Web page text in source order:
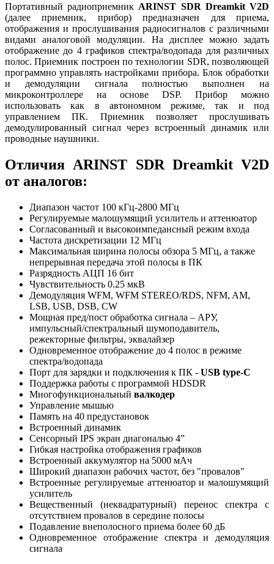
Портативный радиоприемник ARINST SDR Dreamkit V2D
(далее приемник, прибор) предназначен для приема,
отображения и прослушивания радиосигналов с различными
видами аналоговой модуляции. На дисплее можно задать
отображение до 4 графиков спектра/водопада для различных
полос. Приемник построен по технологии SDR, позволяющей
программно управлять настройками прибора. Блок обработки
и демодуляции сигнала полностью выполнен на
микроконтроллере на основе DSP. Прибор можно
использовать как в автономном режиме, так и под
управлением ПК. Приемник позволяет прослушивать
демодулированный сигнал через встроенный динамик или
проводные наушники.
Отличия ARINST SDR Dreamkit V2D
от аналогов:
Диапазон частот 100 кГц-2800 МГц
Регулируемые малошумящий усилитель и аттенюатор
Согласованный и высокоимпедансный режим входа
Частота дискретизации 12 МГц
Максимальная ширина полосы обзора 5 МГц, а также
непрерывная передача этой полосы в ПК
Разрядность АЦП 16 бит
Чувствительность 0.25 мкВ
Демодуляция WFM, WFM STEREO/RDS, NFM, AM,
LSB, USB, DSB, CW
Мощная пред/пост обработка сигнала – АРУ,
импульсный/спектральный шумоподавитель,
режекторные фильтры, эквалайзер
Одновременное отображение до 4 полос в режиме
спектра/водопада
Порт для зарядки и подключения к ПК - USB type-C
Поддержка работы с программой HDSDR
Многофункциональный валкодер
Управление мышью
Память на 40 предустановок
Встроенный динамик
Сенсорный IPS экран диагональю 4”
Гибкая настройка отображения графиков
Встроенный аккумулятор на 5000 мАч
Широкий диапазон рабочих частот, без "провалов"
Встроенные регулируемые аттенюатор и малошумящий
усилитель
Вещественный (неквадратурный) перенос спектра с
отсутствием провалов в середине полосы
Подавление внеполосного приема более 60 дБ
Одновременное отображение спектра и демодуляция
сигнала